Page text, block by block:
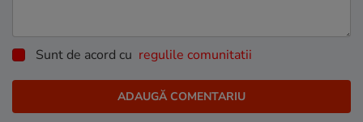
Sunt de acord cu regulile comunitatii